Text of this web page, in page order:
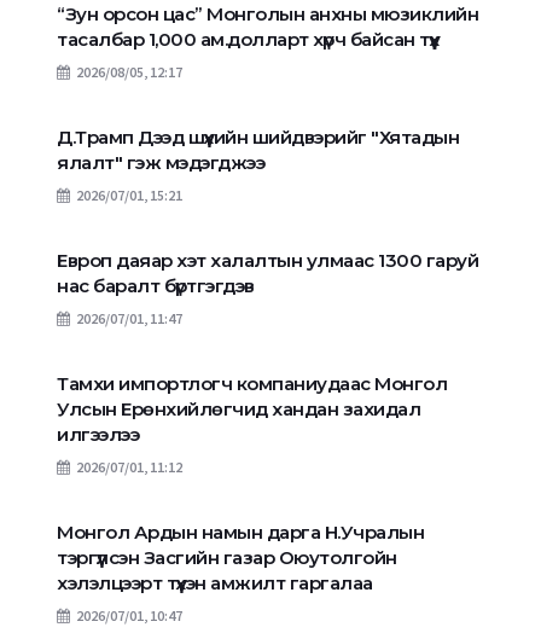
“Зун орсон цас” Монголын анхны мюзиклийн
тасалбар 1,000 ам.долларт хүрч байсан түүх
2026/08/05, 12:17
Д.Трамп Дээд шүүхийн шийдвэрийг "Хятадын
ялалт" гэж мэдэгджээ
2026/07/01, 15:21
Европ даяар хэт халалтын улмаас 1300 гаруй
нас баралт бүртгэгдэв
2026/07/01, 11:47
Тамхи импортлогч компаниудаас Монгол
Улсын Ерөнхийлөгчид хандан захидал
илгээлээ
2026/07/01, 11:12
Монгол Ардын намын дарга Н.Учралын
тэргүүлсэн Засгийн газар Оюутолгойн
хэлэлцээрт түүхэн амжилт гаргалаа
2026/07/01, 10:47